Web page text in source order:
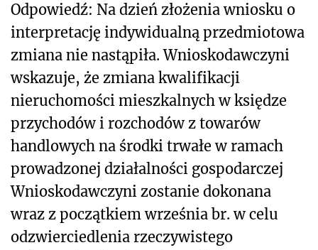
Odpowiedź: Na dzień złożenia wniosku o
interpretację indywidualną przedmiotowa
zmiana nie nastąpiła. Wnioskodawczyni
wskazuje, że zmiana kwalifikacji
nieruchomości mieszkalnych w księdze
przychodów i rozchodów z towarów
handlowych na środki trwałe w ramach
prowadzonej działalności gospodarczej
Wnioskodawczyni zostanie dokonana
wraz z początkiem września br. w celu
odzwierciedlenia rzeczywistego